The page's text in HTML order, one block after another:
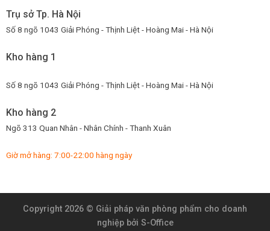
Trụ sở Tp. Hà Nội
Số 8 ngõ 1043 Giải Phóng - Thịnh Liệt - Hoàng Mai - Hà Nội
Kho hàng 1
Số 8 ngõ 1043 Giải Phóng - Thịnh Liệt - Hoàng Mai - Hà Nội
Kho hàng 2
Ngõ 313 Quan Nhân - Nhân Chính - Thanh Xuân
Giờ mở hàng: 7:00-22:00 hàng ngày
Copyright 2026 © Giải pháp văn phòng phẩm cho doanh
nghiệpbởi S-Office